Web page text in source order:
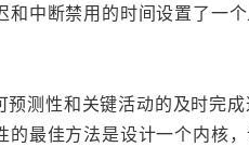
和中断禁用的时间设置了一
预测性和关键活动的及时完
的最佳方法是设计一个内核